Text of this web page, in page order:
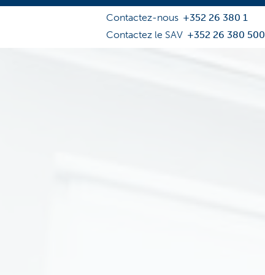
Contactez-nous +352 26 380 1
Contactez le SAV +352 26 380 500